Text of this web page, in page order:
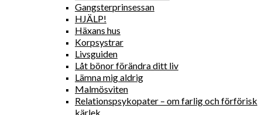
Gangsterprinsessan
HJÄLP!
Häxans hus
Korpsystrar
Livsguiden
Låt bönor förändra ditt liv
Lämna mig aldrig
Malmösviten
Relationspsykopater – om farlig och förförisk
kärlek